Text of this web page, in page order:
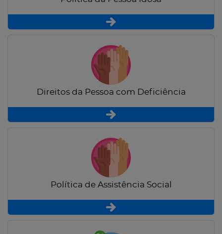
Direitos da Pessoa com Deficiência
Política de Assistência Social